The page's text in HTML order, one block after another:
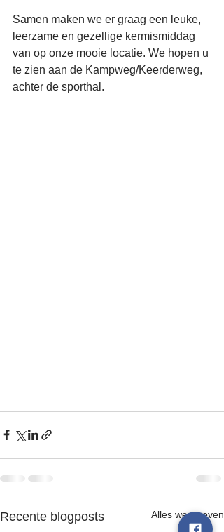
Samen maken we er graag een leuke,
leerzame en gezellige kermismiddag
van op onze mooie locatie. We hopen u
te zien aan de Kampweg/Keerderweg,
achter de sporthal.
Recente blogposts Alles weergeven